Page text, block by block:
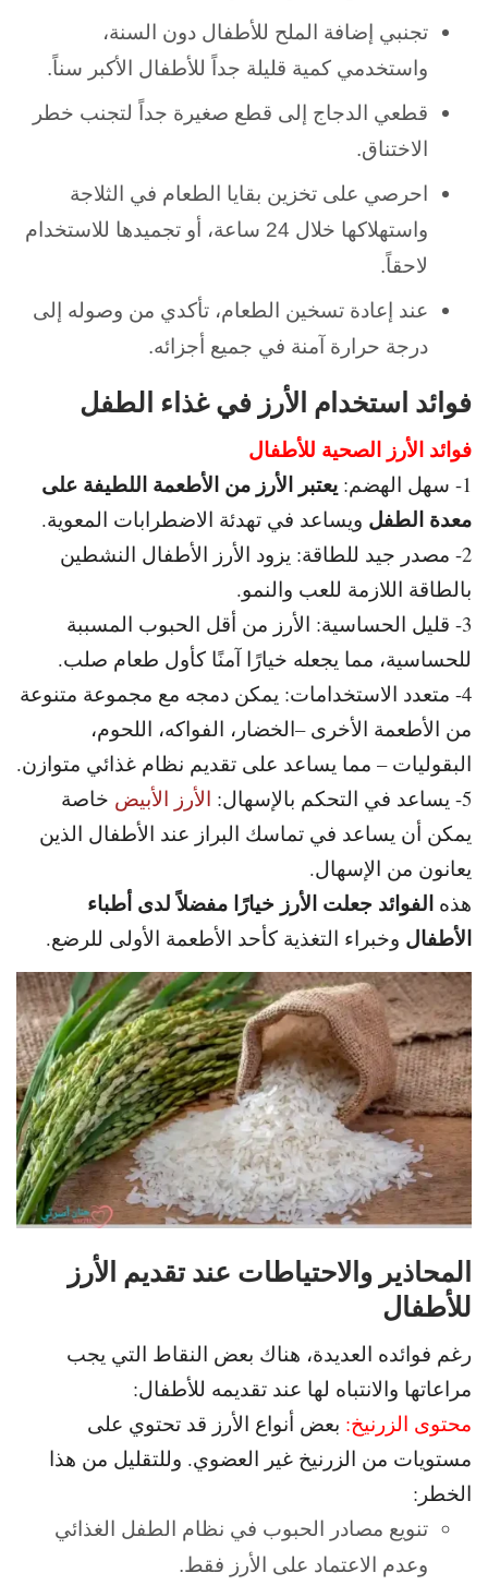
تجنبي إضافة الملح للأطفال دون السنة،
واستخدمي كمية قليلة جداً للأطفال الأكبر سناً.
قطعي الدجاج إلى قطع صغيرة جداً لتجنب خطر
الاختناق.
احرصي على تخزين بقايا الطعام في الثلاجة
واستهلاكها خلال 24 ساعة، أو تجميدها للاستخدام
لاحقاً.
عند إعادة تسخين الطعام، تأكدي من وصوله إلى
درجة حرارة آمنة في جميع أجزائه.
فوائد استخدام الأرز في غذاء الطفل
فوائد الأرز الصحية للأطفال
1- سهل الهضم:
يعتبر الأرز من الأطعمة اللطيفة على
معدة الطفل ويساعد في تهدئة الاضطرابات المعوية.
2- مصدر جيد للطاقة: يزود الأرز الأطفال النشطين
بالطاقة اللازمة للعب والنمو.
3- قليل الحساسية: الأرز من أقل الحبوب المسببة
للحساسية، مما يجعله خيارًا آمنًا كأول طعام صلب.
4- متعدد الاستخدامات: يمكن دمجه مع مجموعة متنوعة
من الأطعمة الأخرى –الخضار، الفواكه، اللحوم،
البقوليات – مما يساعد على تقديم نظام غذائي متوازن.
5- يساعد في التحكم بالإسهال:
الأرز الأبيض خاصة
يمكن أن يساعد في تماسك البراز عند الأطفال الذين
يعانون من الإسهال.
هذه الفوائد جعلت الأرز خيارًا مفضلاً لدى أطباء
الأطفال وخبراء التغذية كأحد الأطعمة الأولى للرضع.
المحاذير والاحتياطات عند تقديم الأرز
للأطفال
رغم فوائده العديدة، هناك بعض النقاط التي يجب
مراعاتها والانتباه لها عند تقديمه للأطفال:
محتوى الزرنيخ: بعض أنواع الأرز قد تحتوي على
مستويات من الزرنيخ غير العضوي. وللتقليل من هذا
الخطر:
تنويع مصادر الحبوب في نظام الطفل الغذائي
وعدم الاعتماد على الأرز فقط.